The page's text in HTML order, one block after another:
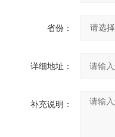
省份：
详细地址：
补充说明：